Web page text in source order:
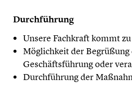
Durchführung
Unsere Fachkraft kommt
Möglichkeit der Begrüßung
Geschäftsführung oder
Durchführung der